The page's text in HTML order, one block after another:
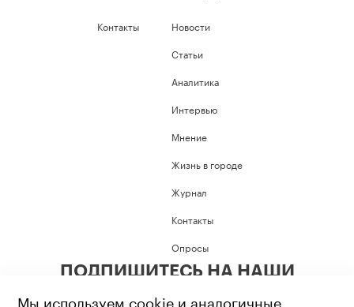
Контакты
Новости
Статьи
Аналитика
Интервью
Мнение
Жизнь в городе
Журнал
Контакты
Опросы
ПОДПИШИТЕСЬ НА НАШИ
Мы используем cookie и аналогичные